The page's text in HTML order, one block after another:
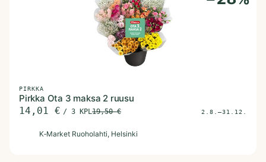
PIRKKA
Pirkka Ota 3 maksa 2 ruusu
14,01 € / 3 KPL19,50€ 2.8.–31.12.
K‑Market Ruoholahti, Helsinki